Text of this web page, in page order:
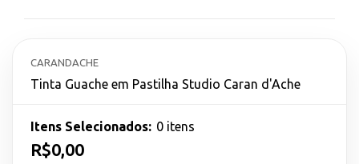
CARANDACHE
Tinta Guache em Pastilha Studio Caran d'Ache
Itens Selecionados: 0 itens
R$0,00